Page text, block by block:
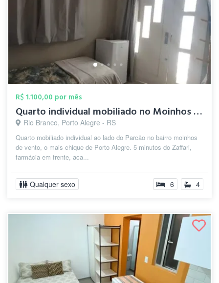
R$ 1.100,00 por mês
Quarto individual mobiliado no Moinhos d...
Rio Branco, Porto Alegre - RS
Quarto mobiliado individual ao lado do Parcão no bairro moinhos
de vento, o mais chique de Porto Alegre. 5 minutos do Zaffari,
farmácia em frente, aca...
Qualquer sexo 6 4